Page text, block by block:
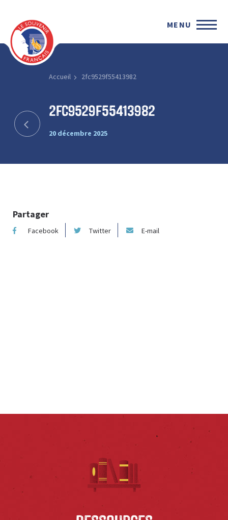
MENU
Accueil 2fc9529f55413982
2fc9529f55413982
20 décembre 2025
Partager
Facebook Twitter E-mail